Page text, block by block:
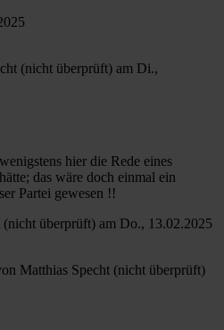
(nicht überprüft) am Di.,
hier die Rede eines
das wäre doch einmal ein
Partei gewesen !!
überprüft) am Do., 13.02.2025
Matthias Specht (nicht überprüft)